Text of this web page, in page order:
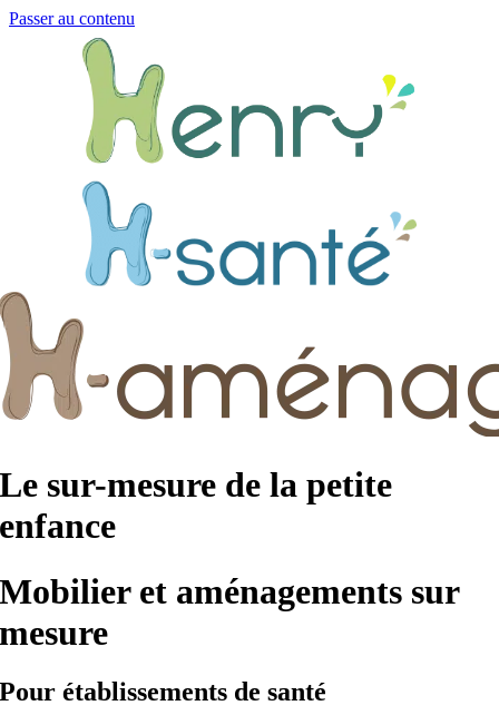
Passer au contenu
Le sur-mesure de la petite
enfance
Mobilier et aménagements sur
mesure
Pour établissements de santé